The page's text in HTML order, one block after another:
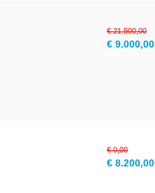
€ 21.500,00
€ 9.000,00
€ 0,00
€ 8.200,00